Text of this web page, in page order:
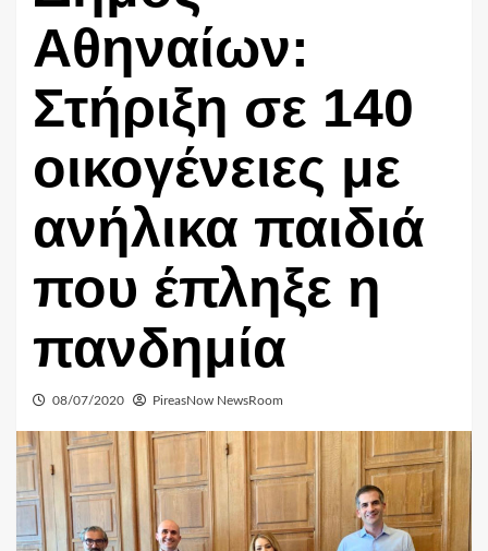
Αθηναίων:
Στήριξη σε 140
οικογένειες με
ανήλικα παιδιά
που έπληξε η
πανδημία
08/07/2020 PireasNow NewsRoom